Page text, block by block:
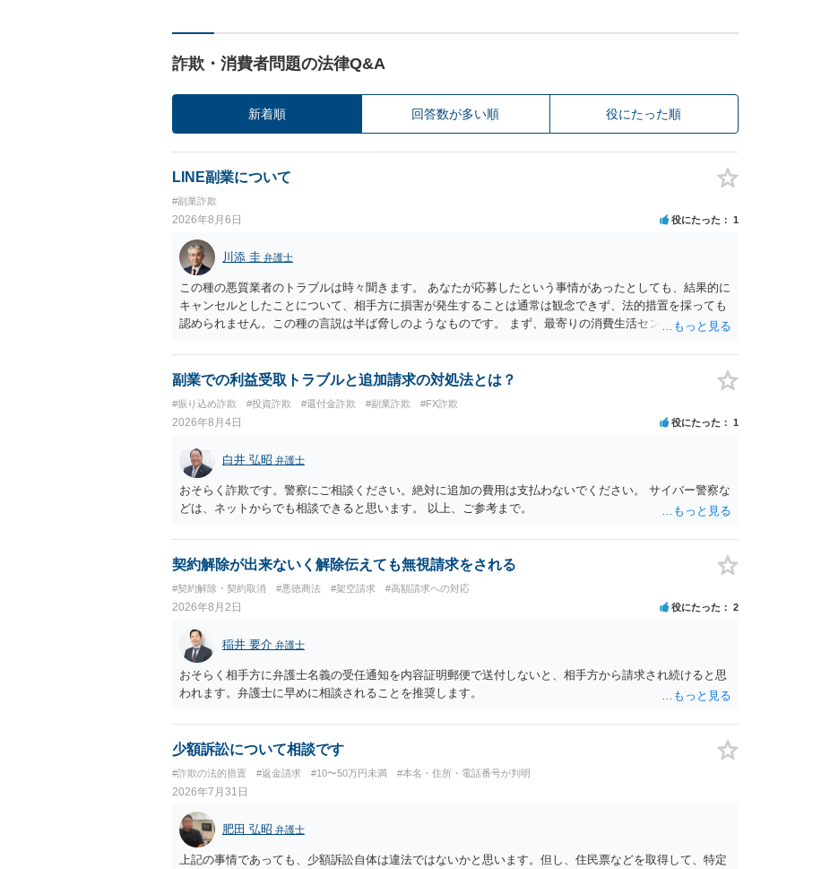
詐欺・消費者問題の法律Q&A
新着順 回答数が多い順 役にたった順
LINE副業について
#副業詐欺
2026年8月6日 役にたった 1
川添 圭 弁護士
この種の悪質業者のトラブルは時々聞きます。 あなたが応募したという事情があったとしても、結果的に
キャンセルとしたことについて、相手方に損害が発生することは通常は観念できず、法的措置を採っても
認められません。この種の言説は半ば脅しのようなものです。 まず、最寄りの消費生活センターへ相談
ば、弁護士へ依頼して警告してもらうことも必要になるかもしれません。
副業での利益受取トラブルと追加請求の対処法とは？
#振り込め詐欺 #投資詐欺 #還付金詐欺 #副業詐欺 #FX詐欺
2026年8月4日 役にたった 1
白井 弘昭 弁護士
おそらく詐欺です。警察にご相談ください。絶対に追加の費用は支払わないでください。 サイバー警察な
どは、ネットからでも相談できると思います。 以上、ご参考まで。
契約解除が出来ないく解除伝えても無視請求をされる
#契約解除・契約取消 #悪徳商法 #架空請求 #高額請求への対応
2026年8月2日 役にたった 2
稲井 要介 弁護士
おそらく相手方に弁護士名義の受任通知を内容証明郵便で送付しないと、相手方から請求され続けると思
われます。弁護士に早めに相談されることを推奨します。
少額訴訟について相談です
#詐欺の法的措置 #返金請求 #10〜50万円未満 #本名・住所・電話番号が判明
2026年7月31日
肥田 弘昭 弁護士
上記の事情であっても、少額訴訟自体は違法ではないかと思います。但し、住民票などを取得して、特定